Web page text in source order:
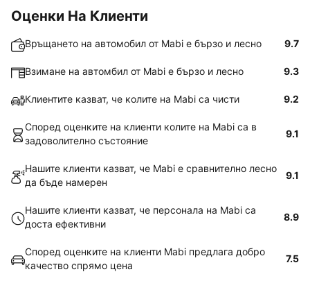
Оценки На Клиенти
Връщането на автомобил от Mabi е бързо и лесно 9.7
Взимане на автомбил от Mabi е бързо и лесно 9.3
Клиентите казват, че колите на Mabi са чисти 9.2
Според оценките на клиенти колите на Mabi са в
задоволително състояние
9.1
Нашите клиенти казват, че Mabi е сравнително лесно
да бъде намерен
9.1
Нашите клиенти казват, че персонала на Mabi са
доста ефективни
8.9
Според оценките на клиенти Mabi предлага добро
качество спрямо цена
7.5